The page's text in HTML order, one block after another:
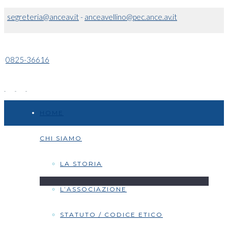
segreteria@anceav.it- anceavellino@pec.ance.av.it
0825-36616
CHI SIAMO
LA STORIA
L’ASSOCIAZIONE
STATUTO / CODICE ETICO